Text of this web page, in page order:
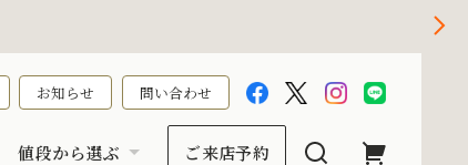
お知らせ 問い合わせ
値段から選ぶ ご来店予約